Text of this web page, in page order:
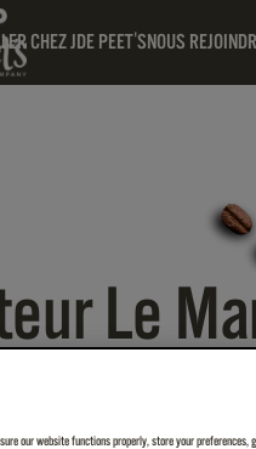
CHEZ JDE PEET'SNOUS
Le
our website functions properly, store your preferences,